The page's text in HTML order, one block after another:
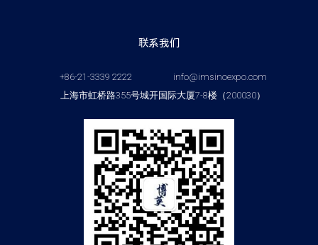
联系我们
+86-21-3339 2222
info@imsinoexpo.com
上海市虹桥路355号城开国际大厦7-8楼（200030）